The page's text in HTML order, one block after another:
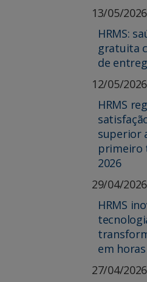
13/05/2026
HRMS:
gratuita
de
12/05/2026
HRMS
superior
primeiro
2026
29/04/2026
HRMS
em horas
27/04/2026